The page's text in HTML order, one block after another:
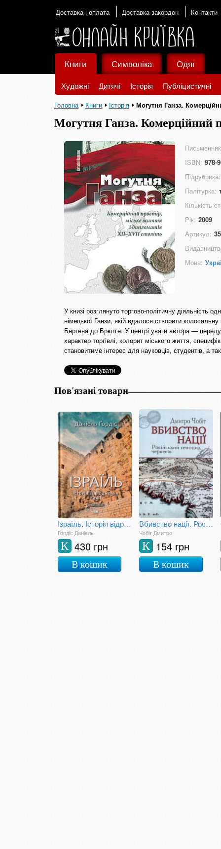
Доставка і оплата Доставка закордон Контакти
Книги
Художні Дитячі Історія Публіцистичні
Символіка Одяг
Головна Книги Історія Могутня Ганза.
Могутня Ганза. Комерційний
ISBN: 978-
Підрубрика:
Палітурка:
Кількість
Рік: 2009
Артикул:
Мова:
У книзі розглянуто торгово-політичну діяльність
німецької Ганзи, якій вдалося створити
Бергена до Брюгге. У центрі уваги автора —
характер торгівлі, колорит міського життя,
становитиме інтерес для науковців, студентів, а
Пов'язані товари
Ізраїль. Історія відродження нації
Ґордіс Даніель
430 грн
К
В кошик
Вбивство нації. Російський геноцид черкесів
Чобіт Дмитро
154 грн
К
В кошик